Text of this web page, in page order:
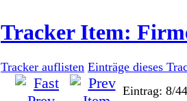
Tracker Item:
Tracker auflisten Einträge dieses
Eintrag: 8/44